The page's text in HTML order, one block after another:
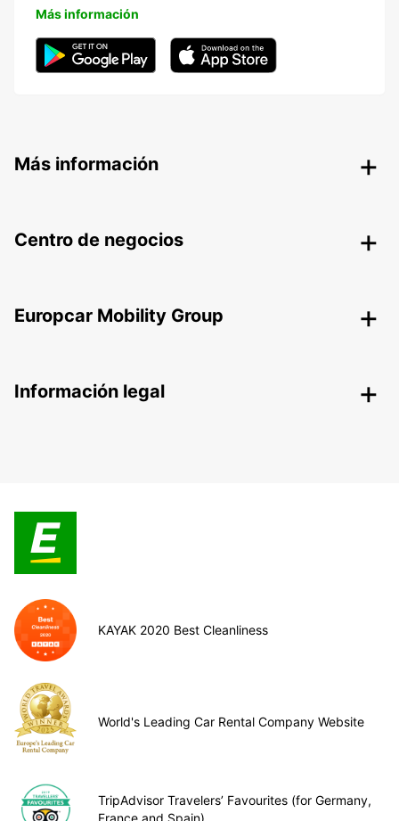
Más información
Más información
Centro de negocios
Europcar Mobility Group
Información legal
KAYAK 2020 Best Cleanliness
World's Leading Car Rental Company Website
TripAdvisor Travelers’ Favourites (for Germany,